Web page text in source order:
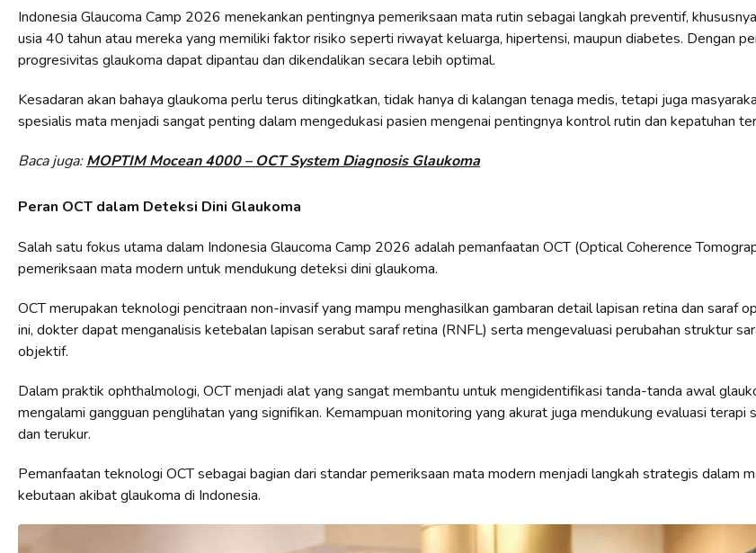
Indonesia Glaucoma Camp 2026 menekankan pentingnya pemeriksaan mata rutin sebagai langkah preventif,
usia 40 tahun atau mereka yang memiliki faktor risiko seperti riwayat keluarga, hipertensi, maupun diabetes. Dengan
progresivitas glaukoma dapat dipantau dan dikendalikan secara lebih optimal.
Kesadaran akan bahaya glaukoma perlu terus ditingkatkan, tidak hanya di kalangan tenaga medis, tetapi juga
spesialis mata menjadi sangat penting dalam mengedukasi pasien mengenai pentingnya kontrol rutin dan kepatuhan
Baca juga:MOPTIM Mocean 4000 – OCT System Diagnosis Glaukoma
Peran OCT dalam Deteksi Dini Glaukoma
Salah satu fokus utama dalam Indonesia Glaucoma Camp 2026 adalah pemanfaatan OCT (Optical Coherence
pemeriksaan mata modern untuk mendukung deteksi dini glaukoma.
OCT merupakan teknologi pencitraan non-invasif yang mampu menghasilkan gambaran detail lapisan retina dan saraf
ini, dokter dapat menganalisis ketebalan lapisan serabut saraf retina (RNFL) serta mengevaluasi perubahan struktur
objektif.
Dalam praktik ophthalmologi, OCT menjadi alat yang sangat membantu untuk mengidentifikasi tanda-tanda awal
mengalami gangguan penglihatan yang signifikan. Kemampuan monitoring yang akurat juga mendukung evaluasi terapi
dan terukur.
Pemanfaatan teknologi OCT sebagai bagian dari standar pemeriksaan mata modern menjadi langkah strategis dalam
kebutaan akibat glaukoma di Indonesia.